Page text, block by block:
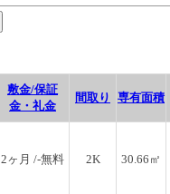
敷金/保証
金・礼金
間取り 専有面積
2ヶ月 /-無料 2K 30.66㎡